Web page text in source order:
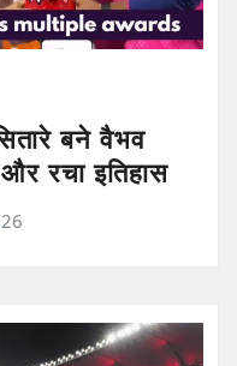
बने वैभव
रचा इतिहास